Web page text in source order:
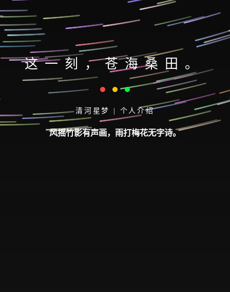
这一刻，苍海桑田。
清河星梦 | 个人介绍
风摇竹影有声画，雨打梅花无字诗。